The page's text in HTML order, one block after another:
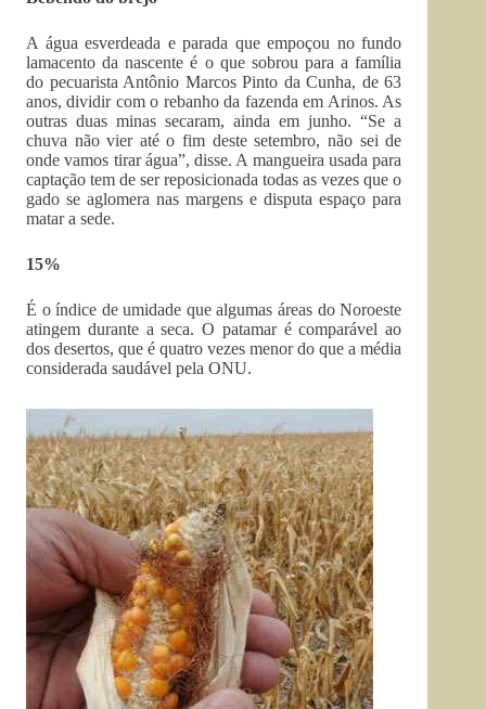
A água esverdeada e parada que empoçou no fundo
lamacento da nascente é o que sobrou para a família
do pecuarista Antônio Marcos Pinto da Cunha, de 63
anos, dividir com o rebanho da fazenda em Arinos. As
outras duas minas secaram, ainda em junho. “Se a
chuva não vier até o fim deste setembro, não sei de
onde vamos tirar água”, disse. A mangueira usada para
captação tem de ser reposicionada todas as vezes que o
gado se aglomera nas margens e disputa espaço para
matar a sede.
15%
É o índice de umidade que algumas áreas do Noroeste
atingem durante a seca. O patamar é comparável ao
dos desertos, que é quatro vezes menor do que a média
considerada saudável pela ONU.